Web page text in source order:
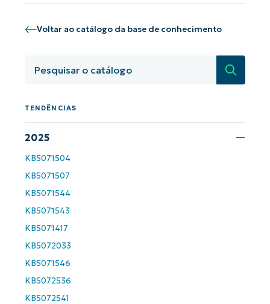
Voltar ao catálogo da base de conhecimento
TENDÊNCIAS
2025
KB5071504
KB5071507
KB5071544
KB5071543
KB5071417
KB5072033
KB5071546
KB5072536
KB5072541
Comece a usar as análises de KB
orientadas por IA do NinjaOne!
First
last
email*
number*